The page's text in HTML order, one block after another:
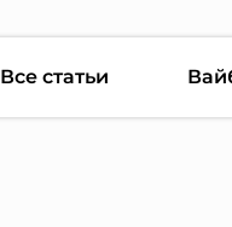
Все статьи